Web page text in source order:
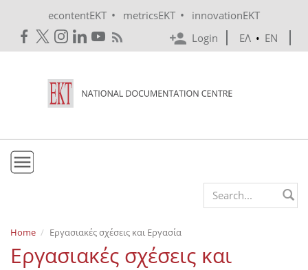
econtentEKT • metricsEKT •
innovationEKT
Login
ΕΛ • EN
Mission & Vision
Policies
Search form
Home Εργασιακές σχέσεις και Εργασία
Εργασιακές σχέσεις και